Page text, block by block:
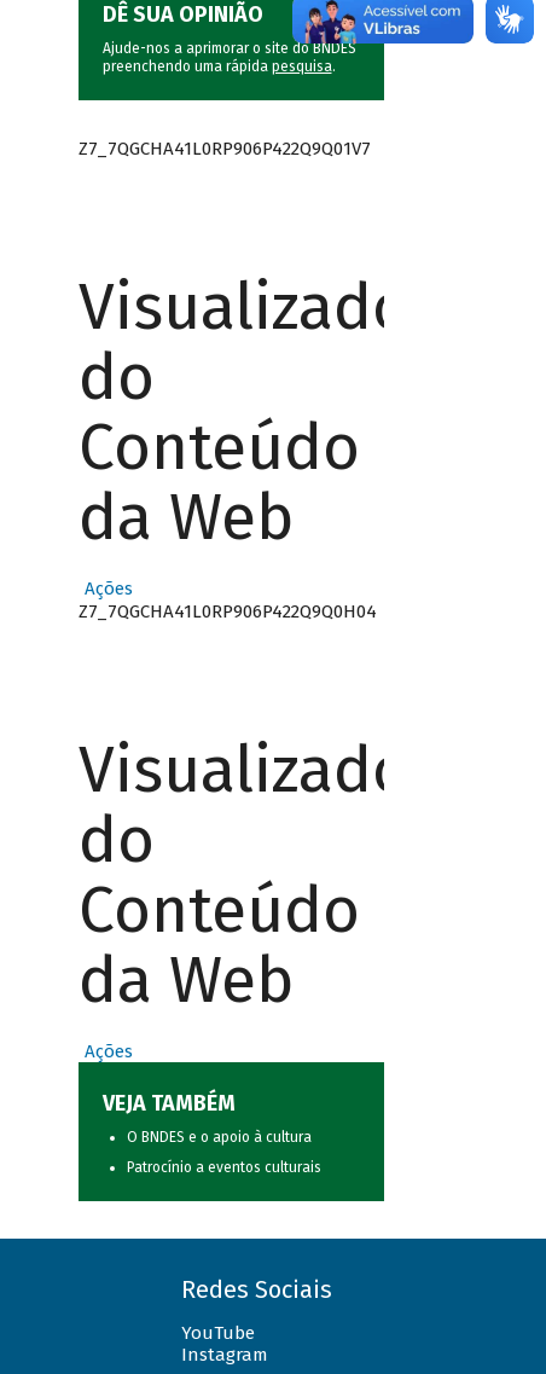
DÊ SUA OPINIÃO
Ajude-nos a aprimorar o site do BNDES
preenchendo uma rápida pesquisa.
Z7_7QGCHA41L0RP906P422Q9Q01V7
Visualizador
do
Conteúdo
da Web
Ações
Z7_7QGCHA41L0RP906P422Q9Q0H04
Visualizador
do
Conteúdo
da Web
Ações
VEJA TAMBÉM
O BNDES e o apoio à cultura
Patrocínio a eventos culturais
Redes Sociais
YouTube
Instagram